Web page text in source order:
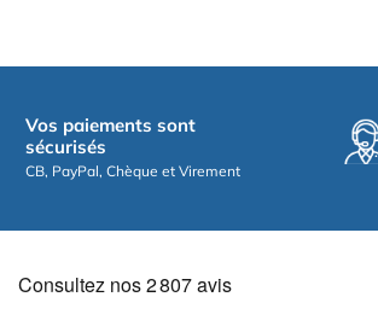
Vos paiements sont
sécurisés
CB, PayPal, Chèque et Virement